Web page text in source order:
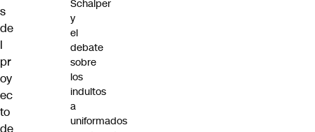
s
de
l
pr
oy
ec
to
de
Schalper
y
el
debate
sobre
los
indultos
a
uniformados